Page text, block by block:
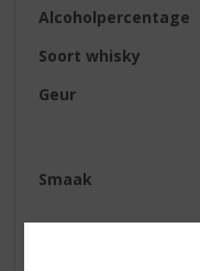
Alcoholpercentage
Soort whisky
Geur
Smaak